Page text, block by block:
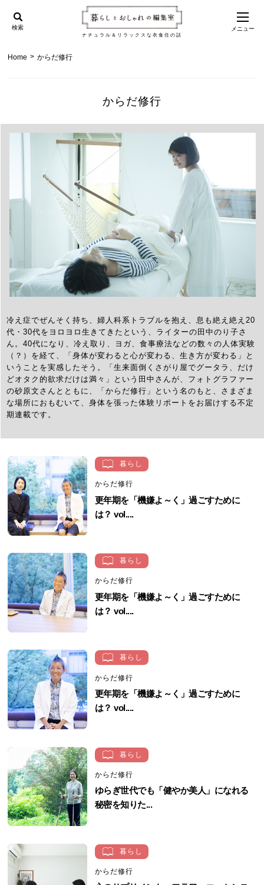
ナチュラル＆リラックスな衣食住の話
検索 メニュー
Home > からだ修行
からだ修行
冷え症でぜんそく持ち、婦人科系トラブルを抱え、息も絶え絶え20
代・30代をヨロヨロ生きてきたという、ライターの田中のり子さ
ん。40代になり、冷え取り、ヨガ、食事療法などの数々の人体実験
（？）を経て、「身体が変わると心が変わる、生き方が変わる」と
いうことを実感したそう。「生来面倒くさがり屋でグータラ、だけ
どオタク的欲求だけは満々」という田中さんが、フォトグラファー
の砂原文さんとともに、「からだ修行」という名のもと、さまざま
な場所におもむいて、身体を張った体験リポートをお届けする不定
期連載です。
暮らし
からだ修行
更年期を「機嫌よ～く」過ごすために
は？ vol....
暮らし
からだ修行
更年期を「機嫌よ～く」過ごすために
は？ vol....
暮らし
からだ修行
更年期を「機嫌よ～く」過ごすために
は？ vol....
暮らし
からだ修行
ゆらぎ世代でも「健やか美人」になれる
秘密を知りた...
暮らし
からだ修行